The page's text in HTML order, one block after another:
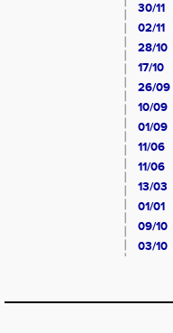
30/11
02/11
28/10
17/10
26/09
10/09
01/09
11/06
11/06
13/03
01/01
09/10
03/10